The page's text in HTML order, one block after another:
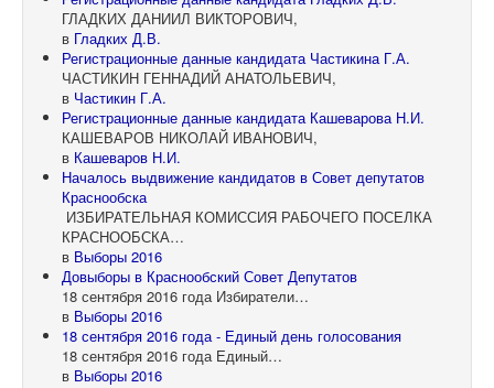
ГЛАДКИХ ДАНИИЛ ВИКТОРОВИЧ,
в Гладких Д.В.
Регистрационные данные кандидата Частикина Г.А.
ЧАСТИКИН ГЕННАДИЙ АНАТОЛЬЕВИЧ,
в Частикин Г.А.
Регистрационные данные кандидата Кашеварова Н.И.
КАШЕВАРОВ НИКОЛАЙ ИВАНОВИЧ,
в Кашеваров Н.И.
Началось выдвижение кандидатов в Совет депутатов
Краснообска
ИЗБИРАТЕЛЬНАЯ КОМИССИЯ РАБОЧЕГО ПОСЕЛКА
КРАСНООБСКА…
в Выборы 2016
Довыборы в Краснообский Совет Депутатов
18 сентября 2016 года Избиратели…
в Выборы 2016
18 сентября 2016 года - Единый день голосования
18 сентября 2016 года Единый…
в Выборы 2016